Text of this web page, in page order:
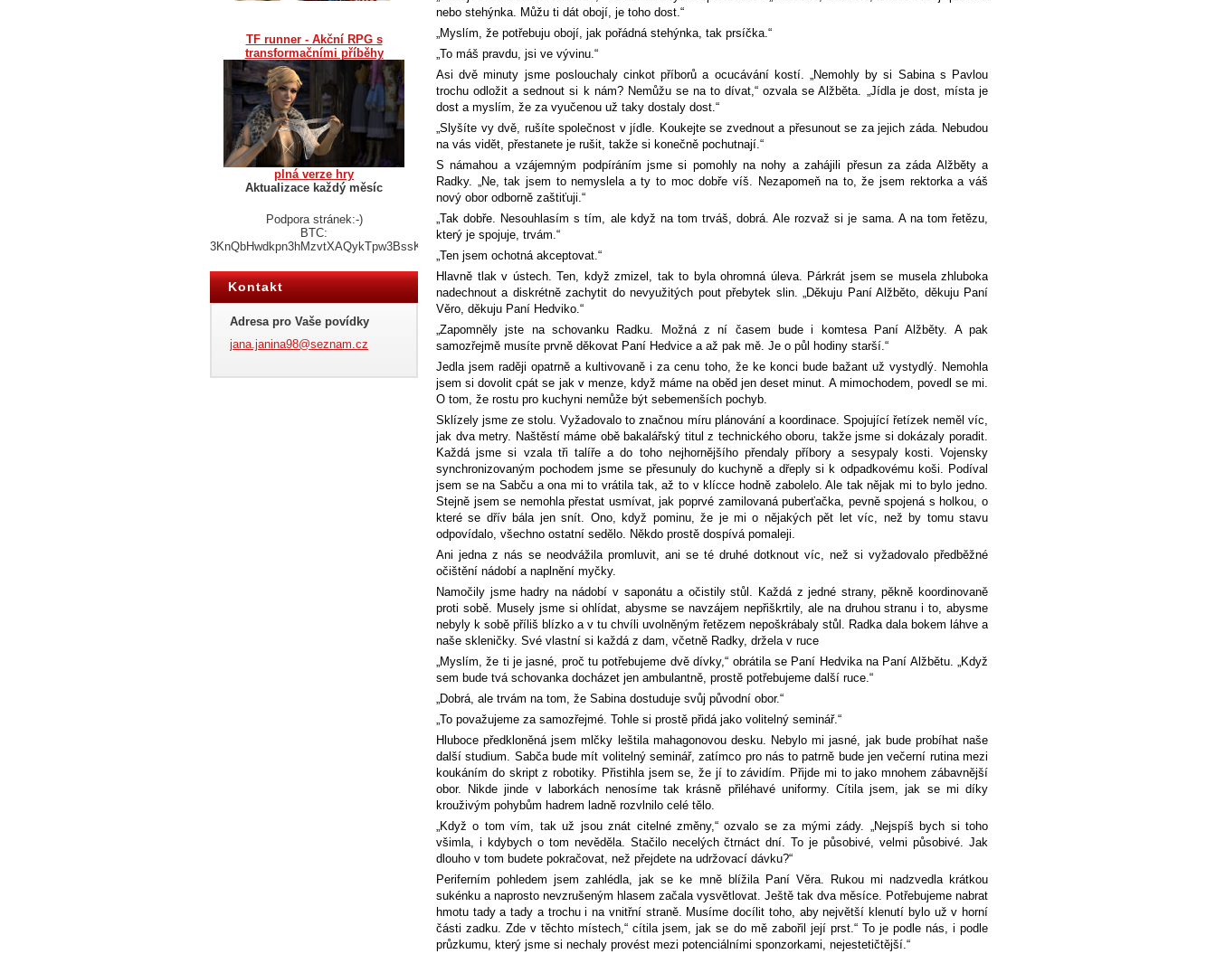
nebo stehýnka. Můžu ti dát obojí, je toho dost.“
„Myslím, že potřebuju obojí, jak pořádná stehýnka, tak prsíčka.“
„To máš pravdu, jsi ve vývinu.“
Asi dvě minuty jsme poslouchaly cinkot příborů a ocucávání kostí. „Nemohly by si Sabina s Pavlou
trochu odložit a sednout si k nám? Nemůžu se na to dívat,“ ozvala se Alžběta. „Jídla je dost, místa je
dost a myslím, že za vyučenou už taky dostaly dost.“
„Slyšíte vy dvě, rušíte společnost v jídle. Koukejte se zvednout a přesunout se za jejich záda. Nebudou
na vás vidět, přestanete je rušit, takže si konečně pochutnají.“
S námahou a vzájemným podpíráním jsme si pomohly na nohy a zahájili přesun za záda Alžběty a
Radky. „Ne, tak jsem to nemyslela a ty to moc dobře víš. Nezapomeň na to, že jsem rektorka a váš
nový obor odborně zaštiťuji.“
„Tak dobře. Nesouhlasím s tím, ale když na tom trváš, dobrá. Ale rozvaž si je sama. A na tom řetězu,
který je spojuje, trvám.“
„Ten jsem ochotná akceptovat.“
Hlavně tlak v ústech. Ten, když zmizel, tak to byla ohromná úleva. Párkrát jsem se musela zhluboka
nadechnout a diskrétně zachytit do nevyužitých pout přebytek slin. „Děkuju Paní Alžběto, děkuju Paní
Věro, děkuju Paní Hedviko.“
„Zapomněly jste na schovanku Radku. Možná z ní časem bude i komtesa Paní Alžběty. A pak
samozřejmě musíte prvně děkovat Paní Hedvice a až pak mě. Je o půl hodiny starší.“
Jedla jsem raději opatrně a kultivovaně i za cenu toho, že ke konci bude bažant už vystydlý. Nemohla
jsem si dovolit cpát se jak v menze, když máme na oběd jen deset minut. A mimochodem, povedl se mi.
O tom, že rostu pro kuchyni nemůže být sebemenších pochyb.
Sklízely jsme ze stolu. Vyžadovalo to značnou míru plánování a koordinace. Spojující řetízek neměl víc,
jak dva metry. Naštěstí máme obě bakalářský titul z technického oboru, takže jsme si dokázaly poradit.
Každá jsme si vzala tři talíře a do toho nejhornějšího přendaly příbory a sesypaly kosti. Vojensky
synchronizovaným pochodem jsme se přesunuly do kuchyně a dřeply si k odpadkovému koši. Podíval
jsem se na Sabču a ona mi to vrátila tak, až to v klícce hodně zabolelo. Ale tak nějak mi to bylo jedno.
Stejně jsem se nemohla přestat usmívat, jak poprvé zamilovaná puberťačka, pevně spojená s holkou, o
které se dřív bála jen snít. Ono, když pominu, že je mi o nějakých pět let víc, než by tomu stavu
odpovídalo, všechno ostatní sedělo. Někdo prostě dospívá pomaleji.
Ani jedna z nás se neodvážila promluvit, ani se té druhé dotknout víc, než si vyžadovalo předběžné
očištění nádobí a naplnění myčky.
Namočily jsme hadry na nádobí v saponátu a očistily stůl. Každá z jedné strany, pěkně koordinovaně
proti sobě. Musely jsme si ohlídat, abysme se navzájem nepřiškrtily, ale na druhou stranu i to, abysme
nebyly k sobě příliš blízko a v tu chvíli uvolněným řetězem nepoškrábaly stůl. Radka dala bokem láhve a
naše skleničky. Své vlastní si každá z dam, včetně Radky, držela v ruce
„Myslím, že ti je jasné, proč tu potřebujeme dvě dívky,“ obrátila se Paní Hedvika na Paní Alžbětu. „Když
sem bude tvá schovanka docházet jen ambulantně, prostě potřebujeme další ruce.“
„Dobrá, ale trvám na tom, že Sabina dostuduje svůj původní obor.“
„To považujeme za samozřejmé. Tohle si prostě přidá jako volitelný seminář.“
Hluboce předkloněná jsem mlčky leštila mahagonovou desku. Nebylo mi jasné, jak bude probíhat naše
další studium. Sabča bude mít volitelný seminář, zatímco pro nás to patrně bude jen večerní rutina mezi
koukáním do skript z robotiky. Přistihla jsem se, že jí to závidím. Přijde mi to jako mnohem zábavnější
obor. Nikde jinde v laborkách nenosíme tak krásně přiléhavé uniformy. Cítila jsem, jak se mi díky
krouživým pohybům hadrem ladně rozvlnilo celé tělo.
„Když o tom vím, tak už jsou znát citelné změny,“ ozvalo se za mými zády. „Nejspíš bych si toho
všimla, i kdybych o tom nevěděla. Stačilo necelých čtrnáct dní. To je působivé, velmi působivé. Jak
dlouho v tom budete pokračovat, než přejdete na udržovací dávku?“
Periferním pohledem jsem zahlédla, jak se ke mně blížila Paní Věra. Rukou mi nadzvedla krátkou
sukénku a naprosto nevzrušeným hlasem začala vysvětlovat. Ještě tak dva měsíce. Potřebujeme nabrat
hmotu tady a tady a trochu i na vnitřní straně. Musíme docílit toho, aby největší klenutí bylo už v horní
části zadku. Zde v těchto místech,“ cítila jsem, jak se do mě zabořil její prst.“ To je podle nás, i podle
průzkumu, který jsme si nechaly provést mezi potenciálními sponzorkami, nejestetičtější.“
TF runner - Akční RPG s
transformačními příběhy
plná verze hry
Aktualizace každý měsíc
Podpora stránek:-)
BTC:
3KnQbHwdkpn3hMzvtXAQykTpw3BssKNY3N
Kontakt
Adresa pro Vaše povídky
jana.janina98@seznam.cz